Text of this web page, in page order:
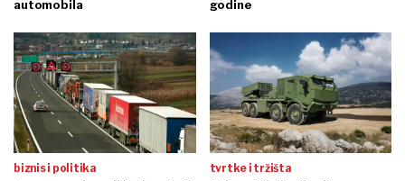
automobila
godine
biznis i politika tvrtke i tržišta